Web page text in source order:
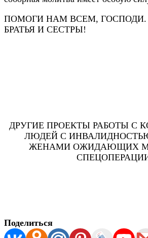
ПОМОГИ НАМ ВСЕМ,
БРАТЬЯ И СЕСТРЫ!
ДРУГИЕ ПРОЕКТЫ РАБОТЫ С
ЛЮДЕЙ С
ЖЕНАМИ ОЖИДАЮЩИХ
Поделиться